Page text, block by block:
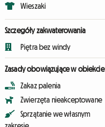
Wieszaki
Szczegóły zakwaterowania
Piętra bez windy
Zasady obowiązujące w obiekcie
Zakaz palenia
Zwierzęta nieakceptowane
Sprzątanie we własnym